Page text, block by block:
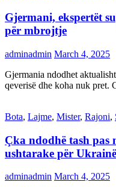
Gjermani, ekspertët
për mbrojtje
adminadmin March 4, 2025
Gjermania ndodhet
qeverisë dhe koha nuk
Bota, Lajme, Mister, Rajoni,
Çka ndodhë tash pas
ushtarake për
adminadmin March 4, 2025